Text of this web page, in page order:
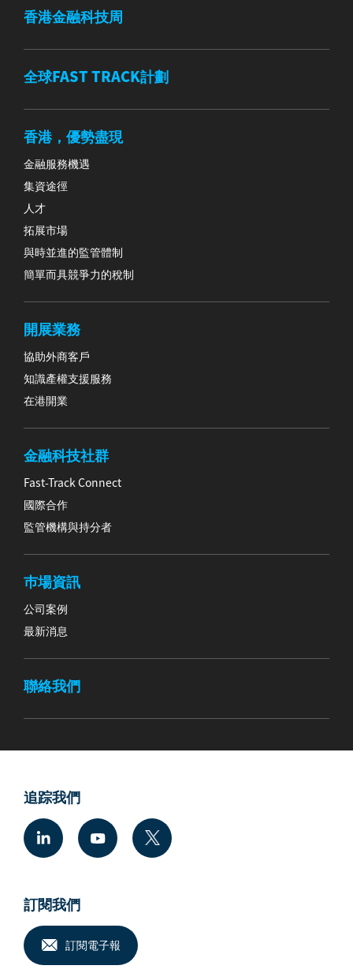
香港金融科技周
全球FAST TRACK計劃
香港，優勢盡現
金融服務機遇
集資途徑
人才
拓展市場
與時並進的監管體制
簡單而具競爭力的稅制
開展業務
協助外商客戶
知識產權支援服務
在港開業
金融科技社群
Fast-Track Connect
國際合作
監管機構與持分者
巿場資訊
公司案例
最新消息
聯絡我們
追踪我們
訂閱我們
訂閱電子報